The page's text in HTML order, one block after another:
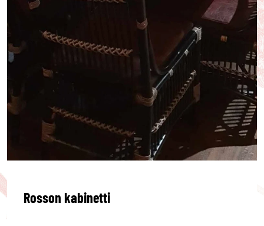
Rosson kabinetti